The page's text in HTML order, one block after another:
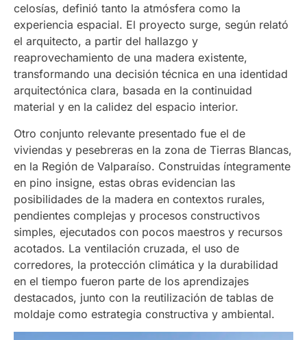
celosías, definió tanto la atmósfera como la
experiencia espacial. El proyecto surge, según relató
el arquitecto, a partir del hallazgo y
reaprovechamiento de una madera existente,
transformando una decisión técnica en una identidad
arquitectónica clara, basada en la continuidad
material y en la calidez del espacio interior.
Otro conjunto relevante presentado fue el de
viviendas y pesebreras en la zona de Tierras Blancas,
en la Región de Valparaíso. Construidas íntegramente
en pino insigne, estas obras evidencian las
posibilidades de la madera en contextos rurales,
pendientes complejas y procesos constructivos
simples, ejecutados con pocos maestros y recursos
acotados. La ventilación cruzada, el uso de
corredores, la protección climática y la durabilidad
en el tiempo fueron parte de los aprendizajes
destacados, junto con la reutilización de tablas de
moldaje como estrategia constructiva y ambiental.